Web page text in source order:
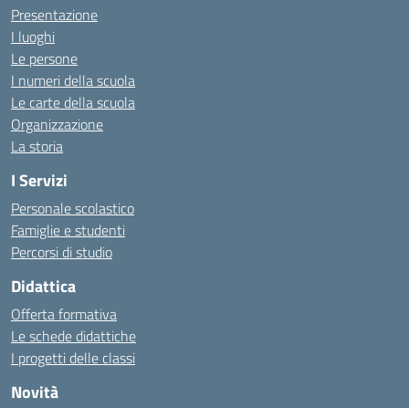
Presentazione
I luoghi
Le persone
I numeri della scuola
Le carte della scuola
Organizzazione
La storia
I Servizi
Personale scolastico
Famiglie e studenti
Percorsi di studio
Didattica
Offerta formativa
Le schede didattiche
I progetti delle classi
Novità